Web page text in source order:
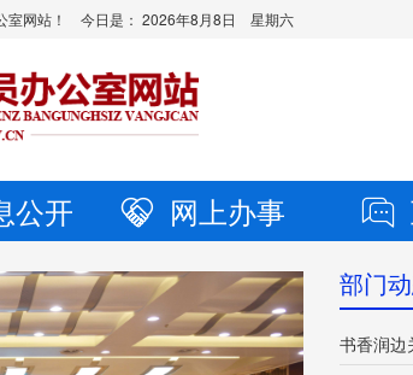
室网站！ 今日是： 2026年8月8日 星期六
公开 网上办事
部门